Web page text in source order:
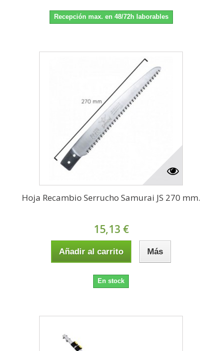
Recepción max. en 48/72h laborables
Hoja Recambio Serrucho Samurai JS 270 mm.
15,13 €
Añadir al carrito Más
En stock